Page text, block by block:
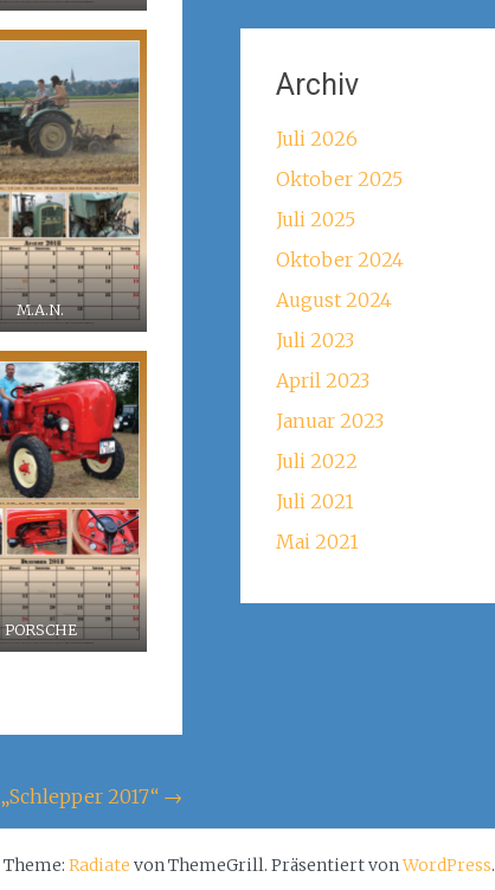
M.A.N.
PORSCHE
2017“ →
Archiv
Juli 2026
Oktober 2025
Juli 2025
Oktober 2024
August 2024
Juli 2023
April 2023
Januar 2023
Juli 2022
Juli 2021
Mai 2021
Radiate von ThemeGrill. Präsentiert vonWordPress.